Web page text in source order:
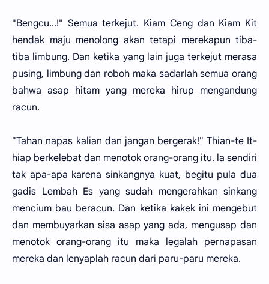
"Bengcu...!" Semua terkejut. Kiam Ceng dan Kiam Kit
hendak maju menolong akan tetapi merekapun tiba-
tiba limbung. Dan ketika yang lain juga terkejut merasa
pusing, limbung dan roboh maka sadarlah semua orang
bahwa asap hitam yang mereka hirup mengandung
racun.
"Tahan napas kalian dan jangan bergerak!" Thian-te It-
hiap berkelebat dan menotok orang-orang itu. la sendiri
tak apa-apa karena sinkangnya kuat, begitu pula dua
gadis Lembah Es yang sudah mengerahkan sinkang
mencium bau beracun. Dan ketika kakek ini mengebut
dan membuyarkan sisa asap yang ada, mengusap dan
menotok orang-orang itu maka legalah pernapasan
mereka dan lenyaplah racun dari paru-paru mereka.